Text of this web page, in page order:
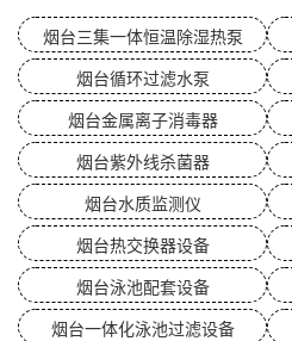
烟台三集一体恒温除湿热泵
烟台循环过滤水泵
烟台金属离子消毒器
烟台紫外线杀菌器
烟台水质监测仪
烟台热交换器设备
烟台泳池配套设备
烟台一体化泳池过滤设备